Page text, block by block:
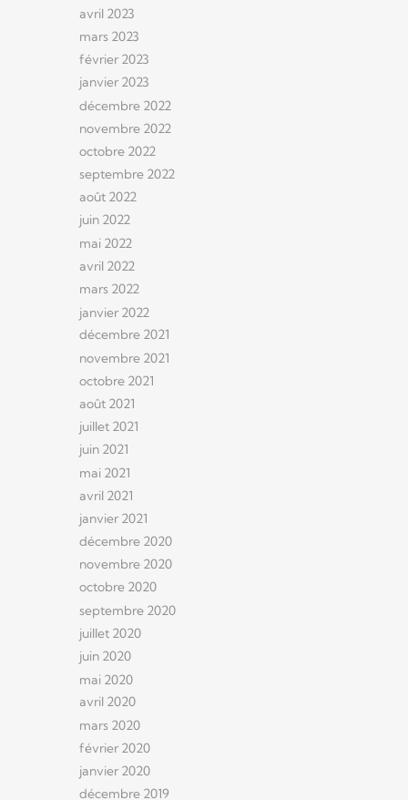
avril 2023
mars 2023
février 2023
janvier 2023
décembre 2022
novembre 2022
octobre 2022
septembre 2022
août 2022
juin 2022
mai 2022
avril 2022
mars 2022
janvier 2022
décembre 2021
novembre 2021
octobre 2021
août 2021
juillet 2021
juin 2021
mai 2021
avril 2021
janvier 2021
décembre 2020
novembre 2020
octobre 2020
septembre 2020
juillet 2020
juin 2020
mai 2020
avril 2020
mars 2020
février 2020
janvier 2020
décembre 2019